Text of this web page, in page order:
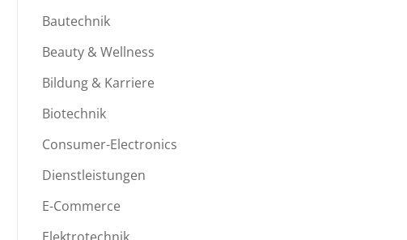
Bautechnik
Beauty & Wellness
Bildung & Karriere
Biotechnik
Consumer-Electronics
Dienstleistungen
E-Commerce